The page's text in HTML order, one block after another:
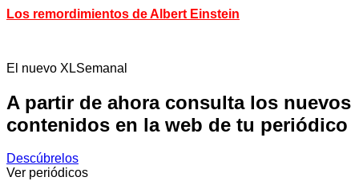
Los remordimientos de Albert Einstein
El nuevo XLSemanal
A partir de ahora consulta los nuevos
contenidos en la web de tu periódico
Descúbrelos
Ver periódicos